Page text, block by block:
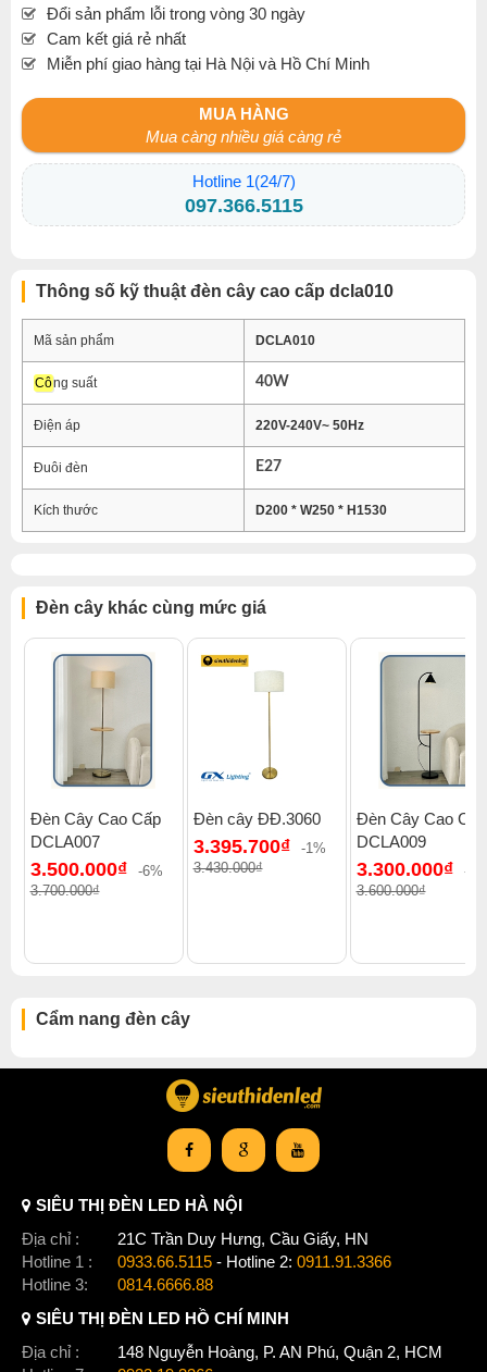
Đổi sản phẩm lỗi trong vòng 30 ngày
Cam kết giá rẻ nhất
Miễn phí giao hàng tại Hà Nội và Hồ Chí Minh
MUA HÀNG
Mua càng nhiều giá càng rẻ
Hotline 1(24/7)
097.366.5115
Thông số kỹ thuật đèn cây cao cấp dcla010
Mã sản phẩm DCLA010
Công suất 40W
Điện áp 220V-240V~ 50Hz
Đuôi đèn E27
Kích thước D200 * W250 * H1530
Đèn cây khác cùng mức giá
Đèn Cây Cao Cấp
DCLA007
3.500.000₫
-6%
3.700.000₫
Đèn cây ĐĐ.3060
3.395.700₫
-1%
3.430.000₫
Đèn Cây Cao Cấp
DCLA009
3.300.000₫
-
3.600.000₫
Cẩm nang đèn cây
SIÊU THỊ ĐÈN LED HÀ NỘI
Địa chỉ :
21C Trần Duy Hưng, Cầu Giấy, HN
Hotline 1 :
0933.66.5115 - Hotline 2: 0911.91.3366
Hotline 3:
0814.6666.88
SIÊU THỊ ĐÈN LED HỒ CHÍ MINH
Địa chỉ :
148 Nguyễn Hoàng, P. AN Phú, Quận 2, HCM